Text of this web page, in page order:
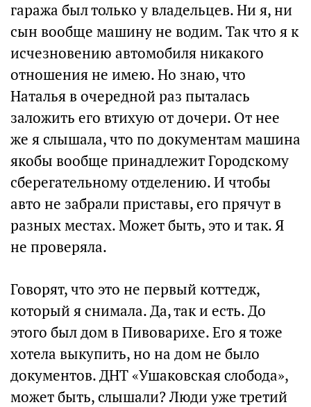
гаража был только у владельцев. Ни я, ни
сын вообще машину не водим. Так что я к
исчезновению автомобиля никакого
отношения не имею. Но знаю, что
Наталья в очередной раз пыталась
заложить его втихую от дочери. От нее
же я слышала, что по документам машина
якобы вообще принадлежит Городскому
сберегательному отделению. И чтобы
авто не забрали приставы, его прячут в
разных местах. Может быть, это и так. Я
не проверяла.
Говорят, что это не первый коттедж,
который я снимала. Да, так и есть. До
этого был дом в Пивоварихе. Его я тоже
хотела выкупить, но на дом не было
документов. ДНТ «Ушаковская слобода»,
может быть, слышали? Люди уже третий